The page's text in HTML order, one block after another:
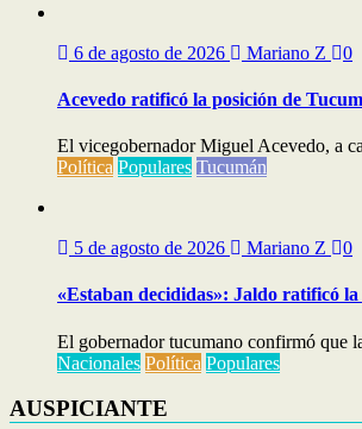
6 de agosto de 2026 Mariano Z 0
Acevedo ratificó la posición de
El vicegobernador Miguel Acevedo, a
Política Populares Tucumán
5 de agosto de 2026 Mariano Z 0
«Estaban decididas»: Jaldo ratificó
El gobernador tucumano confirmó que
Nacionales Política Populares
AUSPICIANTE